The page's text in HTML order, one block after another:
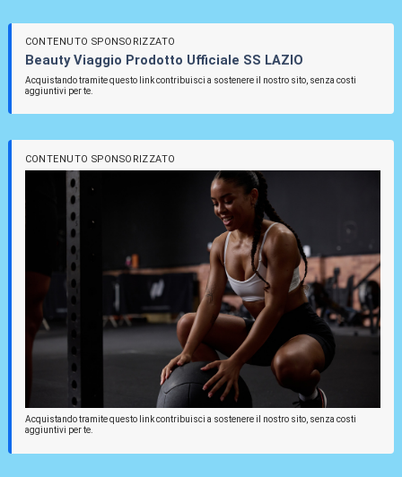
CONTENUTO SPONSORIZZATO
Beauty Viaggio Prodotto Ufficiale SS LAZIO
Acquistando tramite questo link contribuisci a sostenere il nostro sito, senza costi
aggiuntivi per te.
CONTENUTO SPONSORIZZATO
Acquistando tramite questo link contribuisci a sostenere il nostro sito, senza costi
aggiuntivi per te.